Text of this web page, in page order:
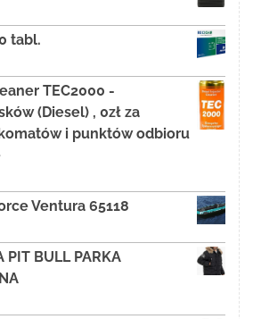
tabl.
TEC2000 -
(Diesel) , 0zł za
i punktów odbioru
Ventura 65118
PIT BULL PARKA